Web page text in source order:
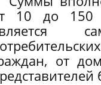
10 до 150
от